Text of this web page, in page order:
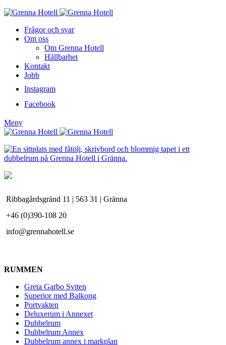
Frågor och svar
Om oss
Om Grenna Hotell
Hållbarhet
Kontakt
Jobb
Instagram
Facebook
Meny
Ribbagårdsgränd 11 | 563 31 | Gränna
+46 (0)390-108 20
info@grennahotell.se
RUMMEN
Greta Garbo Sviten
Superior med Balkong
Portvakten
Deluxerum i Annexet
Dubbelrum
Dubbelrum Annex
Dubbelrum annex i markplan